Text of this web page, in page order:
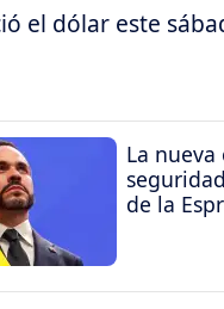
el dólar este
La nueva
de la